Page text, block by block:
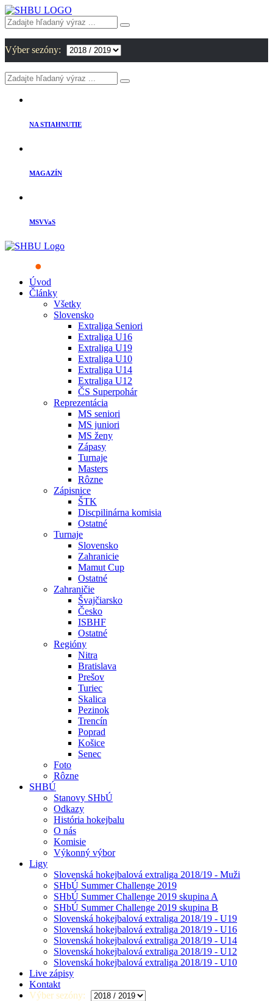
Výber sezóny:
NA STIAHNUTIE
MAGAZÍN
MSVVaS
Úvod
Články
Všetky
Slovensko
Extraliga Seniori
Extraliga U16
Extraliga U19
Extraliga U10
Extraliga U14
Extraliga U12
ČS Superpohár
Reprezentácia
MS seniori
MS juniori
MS ženy
Zápasy
Turnaje
Masters
Rôzne
Zápisnice
ŠTK
Discpilinárna komisia
Ostatné
Turnaje
Slovensko
Zahranicie
Mamut Cup
Ostatné
Zahraničie
Švajčiarsko
Česko
ISBHF
Ostatné
Regióny
Nitra
Bratislava
Prešov
Turiec
Skalica
Pezinok
Trencín
Poprad
Košice
Senec
Foto
Rôzne
SHBÚ
Stanovy SHbÚ
Odkazy
História hokejbalu
O nás
Komisie
Výkonný výbor
Ligy
Slovenská hokejbalová extraliga 2018/19 - Muži
SHbÚ Summer Challenge 2019
SHbÚ Summer Challenge 2019 skupina A
SHbÚ Summer Challenge 2019 skupina B
Slovenská hokejbalová extraliga 2018/19 - U19
Slovenská hokejbalová extraliga 2018/19 - U16
Slovenská hokejbalová extraliga 2018/19 - U14
Slovenská hokejbalová extraliga 2018/19 - U12
Slovenská hokejbalová extraliga 2018/19 - U10
Live zápisy
Kontakt
Výber sezóny: